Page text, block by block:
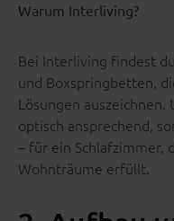
Warum Interliving?
Bei Interliving findest
und Boxspringbetten,
Lösungen
optisch ansprechend,
– für ein Schlafzimmer,
Wohnträume erfüllt.